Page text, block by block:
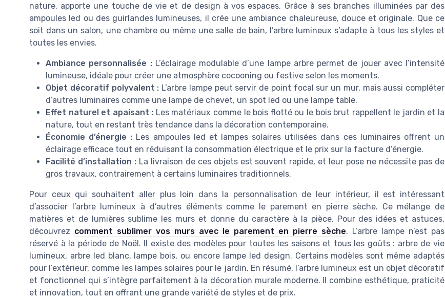
nature, apporte une touche de vie et de design à vos espaces. Grâce à ses branches illuminées par des
ampoules led ou des guirlandes lumineuses, il crée une ambiance chaleureuse, douce et originale. Que ce
soit dans un salon, une chambre ou même une salle de bain, l’arbre lumineux s’adapte à tous les styles et
toutes les envies.
Ambiance personnalisée :L’éclairage modulable d’une lampe arbre permet de jouer avec l’intensité
lumineuse, idéale pour créer une atmosphère cocooning ou festive selon les moments.
Objet décoratif polyvalent : L’arbre lampe peut servir de point focal sur un mur, mais aussi compléter
d’autres luminaires comme une lampe de chevet, un spot led ou une lampe table.
Effet naturel et apaisant : Les matériaux comme le bois flotté ou le bois brut rappellent le jardin et la
nature, tout en restant très tendance dans la décoration contemporaine.
Économie d’énergie : Les ampoules led et lampes solaires utilisées dans ces luminaires offrent un
éclairage efficace tout en réduisant la consommation électrique et le prix sur la facture d’énergie.
Facilité d’installation :La livraison de ces objets est souvent rapide, et leur pose ne nécessite pas de
gros travaux, contrairement à certains luminaires traditionnels.
Pour ceux qui souhaitent aller plus loin dans la personnalisation de leur intérieur, il est intéressant
d’associer l’arbre lumineux à d’autres éléments comme le parement en pierre sèche. Ce mélange de
matières et de lumières sublime les murs et donne du caractère à la pièce. Pour des idées et astuces,
découvrez comment sublimer vos murs avec le parement en pierre sèche. L’arbre lampe n’est pas
réservé à la période de Noël. Il existe des modèles pour toutes les saisons et tous les goûts : arbre de vie
lumineux, arbre led blanc, lampe bois, ou encore lampe led design. Certains modèles sont même adaptés
pour l’extérieur, comme les lampes solaires pour le jardin. En résumé, l’arbre lumineux est un objet décoratif
et fonctionnel qui s’intègre parfaitement à la décoration murale moderne. Il combine esthétique, praticité
et innovation, tout en offrant une grande variété de styles et de prix.